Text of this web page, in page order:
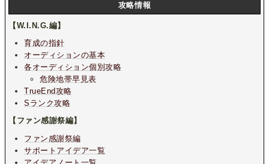
攻略情報
【W.I.N.G.編】
育成の指針
オーディションの基本
各オーディション個別攻略
危険地帯早見表
TrueEnd攻略
Sランク攻略
【ファン感謝祭編】
ファン感謝祭編
サポートアイデア一覧
アイデアノート一覧